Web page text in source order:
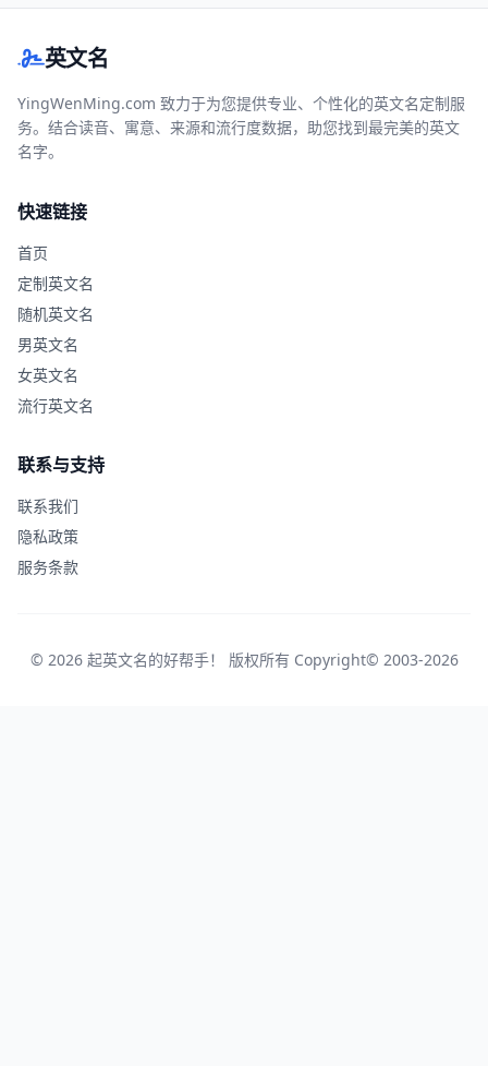
英文名
YingWenMing.com 致力于为您提供专业、个性化的英文名定制服
务。结合读音、寓意、来源和流行度数据，助您找到最完美的英文
名字。
快速链接
首页
定制英文名
随机英文名
男英文名
女英文名
流行英文名
联系与支持
联系我们
隐私政策
服务条款
© 2026 起英文名的好帮手！ 版权所有 Copyright© 2003-2026